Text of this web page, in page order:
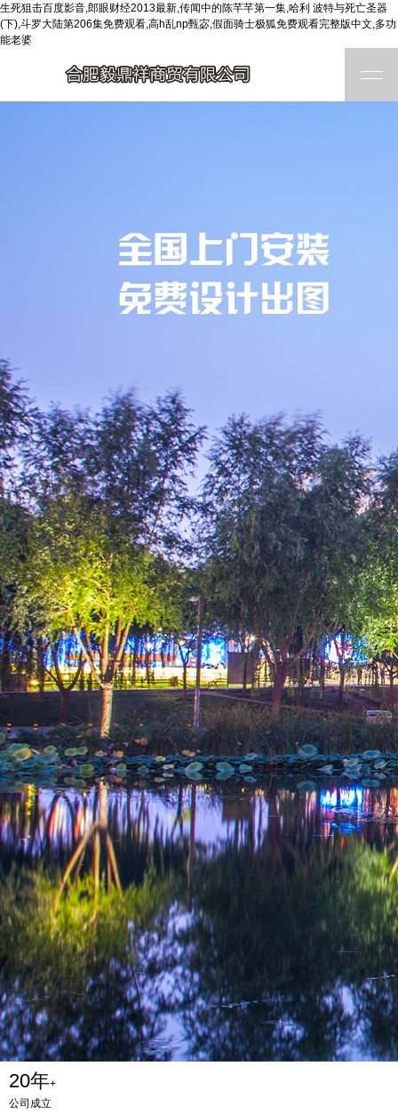
生死狙击百度影音,郎眼财经2013最新,传闻中的陈芊芊第一集,哈利 波特与死亡圣器
(下),斗罗大陆第206集免费观看,高h乱np甄宓,假面骑士极狐免费观看完整版中文,多功
能老婆
20年+
公司成立